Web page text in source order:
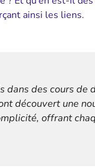
ainsi les liens.
dans des cours
découvert une
offrant